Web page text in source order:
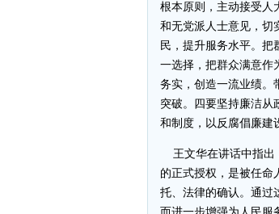
根本原则，主动接受人
和无党派人士意见，切
民，提升服务水平。把
一选择，把群众满意作
务实，创造一流业绩。
突破。四要坚持廉洁从
和制度，以反腐倡廉建
王文华在讲话中指出
的正式授权，是被任命
托、法律的确认。通过